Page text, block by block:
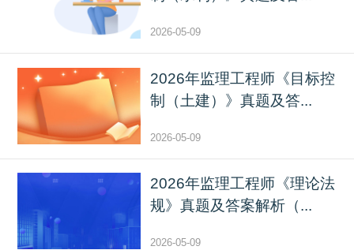
2026-05-09
2026年监理工程师《目标控
制（土建）》真题及答...
2026-05-09
2026年监理工程师《理论法
规》真题及答案解析（...
2026-05-09